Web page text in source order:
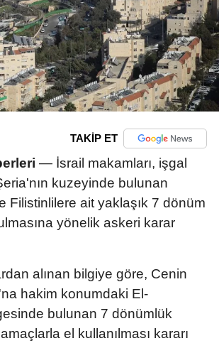
TAKİP ET
— İsrail makamları, işgal
kuzeyinde bulunan
Filistinlilere ait yaklaşık 7 dönüm
yönelik askeri karar
alınan bilgiye göre, Cenin
hakim konumdaki El-
bulunan 7 dönümlük
el kullanılması kararı